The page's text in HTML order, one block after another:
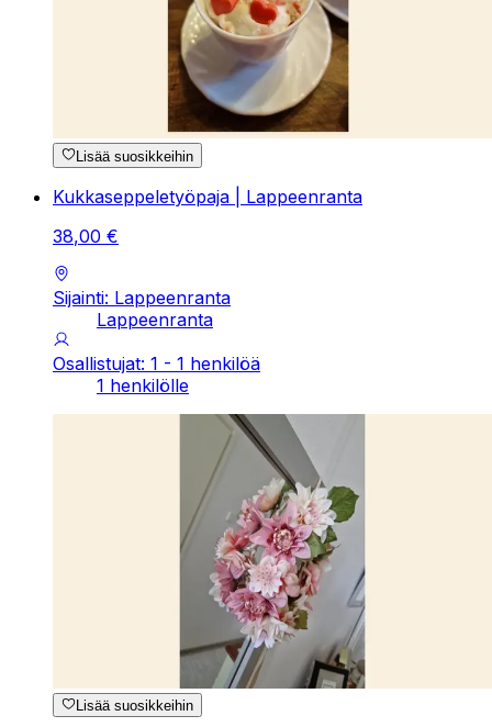
Lisää suosikkeihin
Kukkaseppeletyöpaja | Lappeenranta
38,00 €
Sijainti: Lappeenranta
Lappeenranta
Osallistujat: 1 - 1 henkilöä
1 henkilölle
Lisää suosikkeihin